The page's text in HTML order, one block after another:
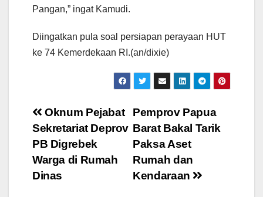
Pangan,” ingat Kamudi.
Diingatkan pula soal persiapan perayaan HUT
ke 74 Kemerdekaan RI.(an/dixie)
Post
navigation
Pemprov Papua
Barat Bakal Tarik
Paksa Aset
Rumah dan
Kendaraan
Oknum Pejabat
Sekretariat Deprov
PB Digrebek
Warga di Rumah
Dinas